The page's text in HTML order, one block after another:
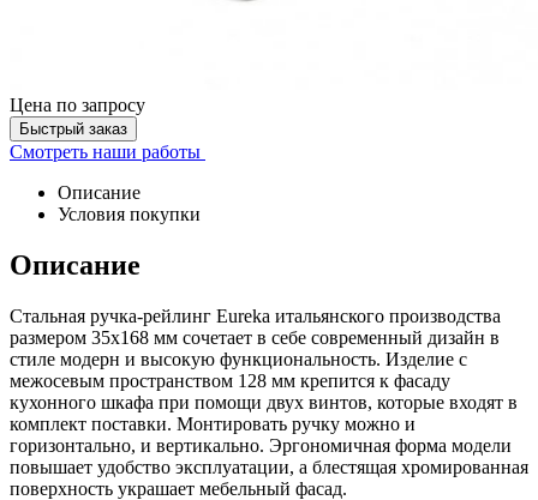
Цена по запросу
Быстрый заказ
Смотреть наши работы
Описание
Условия покупки
Описание
Стальная ручка-рейлинг Eureka итальянского производства
размером 35х168 мм сочетает в себе современный дизайн в
стиле модерн и высокую функциональность. Изделие с
межосевым пространством 128 мм крепится к фасаду
кухонного шкафа при помощи двух винтов, которые входят в
комплект поставки. Монтировать ручку можно и
горизонтально, и вертикально. Эргономичная форма модели
повышает удобство эксплуатации, а блестящая хромированная
поверхность украшает мебельный фасад.